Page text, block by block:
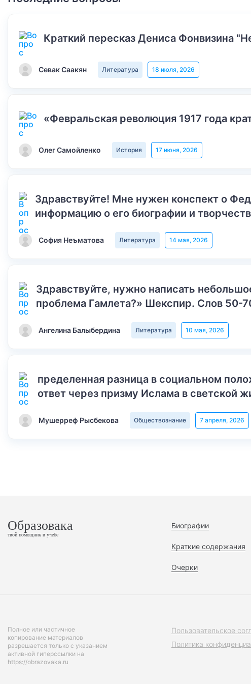
Краткий пересказ Дениса Фонвизина
Севак Саакян Литература 18 июля, 2026
«Февральская революция 1917 года
Олег Самойленко История 17 июня, 2026
Здравствуйте! Мне нужен конспект о
информацию о его биографии и
София Неъматова Литература 14 мая, 2026
Здравствуйте, нужно написать
проблема Гамлета?» Шекспир. Слов 50-
Ангелина Балыбердина Литература 10 мая, 2026
пределенная разница в социальном
ответ через призму Ислама в светской
Мушерреф Рысбекова Обществознание 7 апреля, 2026
Образовака
твой помощник в учебе
Биографии
Краткие содержания
Очерки
Полное или частичное
копирование материалов
разрешается только с указанием
активной гиперссылки на
https://obrazovaka.ru
Пользовательское
Политика